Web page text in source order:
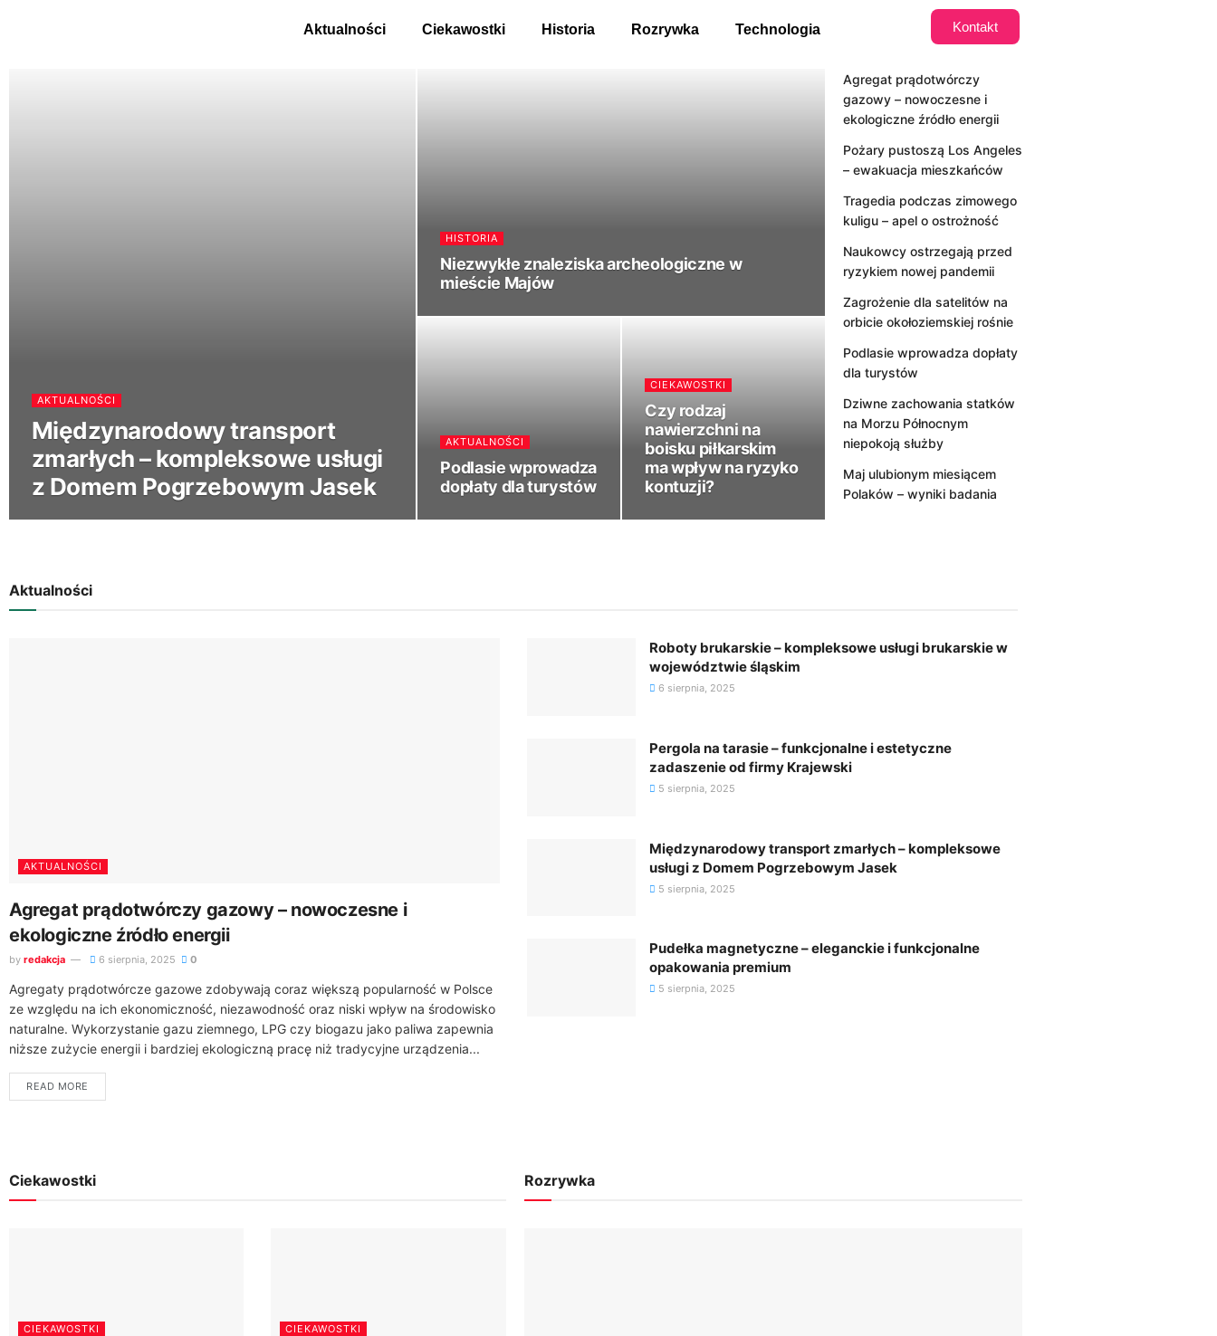
Aktualności Ciekawostki Historia Rozrywka Technologia Kontakt
AKTUALNOŚCI
Międzynarodowy transport
zmarłych – kompleksowe usługi
z Domem Pogrzebowym Jasek
HISTORIA
Niezwykłe znaleziska archeologiczne w
mieście Majów
AKTUALNOŚCI
Podlasie wprowadza
dopłaty dla turystów
CIEKAWOSTKI
Czy rodzaj
nawierzchni na
boisku piłkarskim
ma wpływ na ryzyko
kontuzji?
Agregat prądotwórczy
gazowy – nowoczesne i
ekologiczne źródło energii
Pożary pustoszą Los Angeles
– ewakuacja mieszkańców
Tragedia podczas zimowego
kuligu – apel o ostrożność
Naukowcy ostrzegają przed
ryzykiem nowej pandemii
Zagrożenie dla satelitów na
orbicie okołoziemskiej rośnie
Podlasie wprowadza dopłaty
dla turystów
Dziwne zachowania statków
na Morzu Północnym
niepokoją służby
Maj ulubionym miesiącem
Polaków – wyniki badania
Aktualności
AKTUALNOŚCI
Agregat prądotwórczy gazowy – nowoczesne i
ekologiczne źródło energii
by redakcja 6 sierpnia, 2025 0
Agregaty prądotwórcze gazowe zdobywają coraz większą popularność w Polsce
ze względu na ich ekonomiczność, niezawodność oraz niski wpływ na środowisko
naturalne. Wykorzystanie gazu ziemnego, LPG czy biogazu jako paliwa zapewnia
niższe zużycie energii i bardziej ekologiczną pracę niż tradycyjne urządzenia...
READ MORE
Roboty brukarskie – kompleksowe usługi brukarskie w
województwie śląskim
6 sierpnia, 2025
Pergola na tarasie – funkcjonalne i estetyczne
zadaszenie od firmy Krajewski
5 sierpnia, 2025
Międzynarodowy transport zmarłych – kompleksowe
usługi z Domem Pogrzebowym Jasek
5 sierpnia, 2025
Pudełka magnetyczne – eleganckie i funkcjonalne
opakowania premium
5 sierpnia, 2025
Ciekawostki
CIEKAWOSTKI CIEKAWOSTKI
Rozrywka